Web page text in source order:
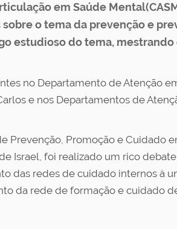
em Saúde
o tema da prevenção e
estudioso do tema, mestrando
no Departamento de Atenção
e nos Departamentos de
Prevenção, Promoção e Cuidado
Israel, foi realizado um rico
das redes de cuidado internos à
da rede de formação e cuidado